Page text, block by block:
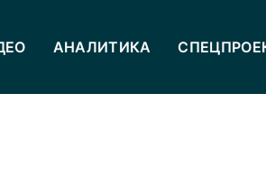
АНАЛИТИКА